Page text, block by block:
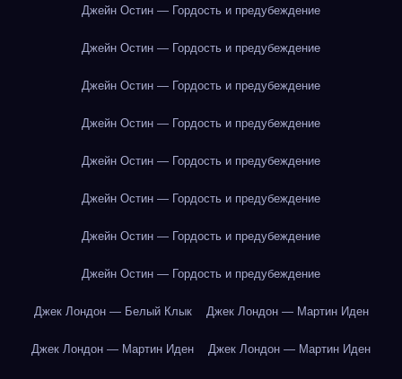
Джейн Остин — Гордость и предубеждение
Джейн Остин — Гордость и предубеждение
Джейн Остин — Гордость и предубеждение
Джейн Остин — Гордость и предубеждение
Джейн Остин — Гордость и предубеждение
Джейн Остин — Гордость и предубеждение
Джейн Остин — Гордость и предубеждение
Джейн Остин — Гордость и предубеждение
Джек Лондон — Белый Клык Джек Лондон — Мартин Иден
Джек Лондон — Мартин Иден Джек Лондон — Мартин Иден